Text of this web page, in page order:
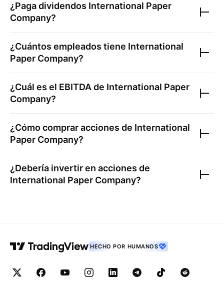
¿Paga dividendos International Paper
Company?
¿Cuántos empleados tiene International
Paper Company?
¿Cuál es el EBITDA de International Paper
Company?
¿Cómo comprar acciones de International
Paper Company?
¿Debería invertir en acciones de
International Paper Company?
HECHO POR HUMANOS